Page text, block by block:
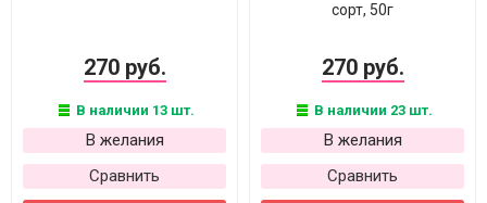
270 руб.
В наличии 13 шт.
В желания
Сравнить
сорт, 50г
270 руб.
В наличии 23 шт.
В желания
Сравнить